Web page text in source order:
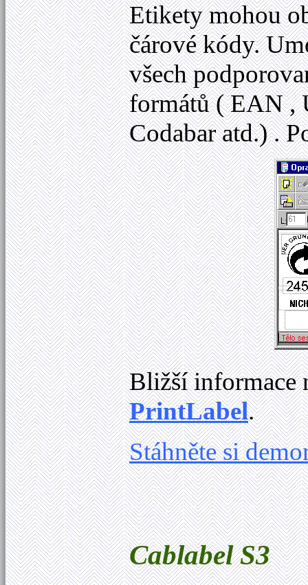
Etikety mohou
čárové kódy.
všech
formátů ( EAN ,
Codabar atd.) .
Bližší informace
PrintLabel.
Stáhněte si
CablabelS3